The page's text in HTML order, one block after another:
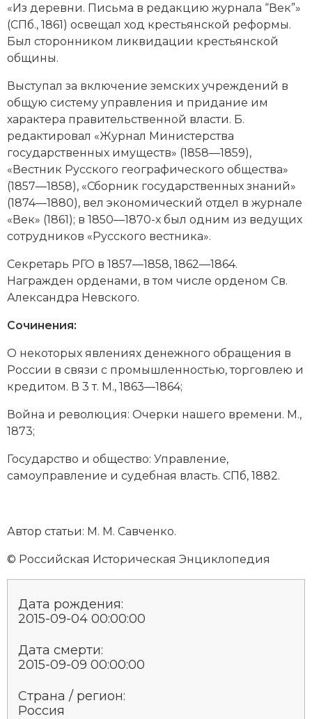
Социально-экономическая история
Специальные исторические дисциплины
СССР
Южная Америка
«Из деревни. Письма в редакцию журнала “Век”»
(СПб., 1861) освещал ход крестьянской реформы.
Был сторонником ликвидации крестьянской
общины.
Выступал за включение земских учреждений в
общую систему управления и придание им
характера правительственной власти. Б.
редактировал «Журнал Министерства
государственных имуществ» (1858—1859),
«Вестник Русского географического общества»
(1857—1858), «Сборник государственных знаний»
(1874—1880), вел экономический отдел в журнале
«Век» (1861); в 1850—1870-х был одним из ведущих
сотрудников «Русского вестника».
Секретарь РГО в 1857—1858, 1862—1864.
Награжден орденами, в том числе орденом Св.
Александра Невского.
Сочинения:
О некоторых явлениях денежного обращения в
России в связи с промышленностью, торговлею и
кредитом. В 3 т. М., 1863—1864;
Война и революция: Очерки нашего времени. М.,
1873;
Государство и общество: Управление,
самоуправление и судебная власть. СПб, 1882.
Автор статьи: М. М. Савченко.
© Российская Историческая Энциклопедия
Дата рождения:
2015-09-04 00:00:00
Дата смерти:
2015-09-09 00:00:00
Страна / регион:
Россия